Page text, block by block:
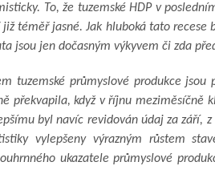
To, že tuzemské HDP v
téměř jasné. Jak hluboká tato recese
jsou jen dočasným výkyvem či zda
tuzemské průmyslové produkce
překvapila, když v říjnu meziměsíčně
byl navíc revidován údaj za září,
vylepšeny výrazným růstem
ukazatele průmyslové